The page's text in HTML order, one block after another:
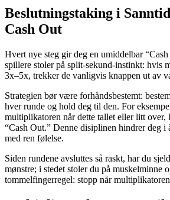
Beslutningstaking i
Cash Out
Hvert nye steg gir deg en umiddelbar
spillere stoler på split‑sekund-instinkt: hvis
3x–5x, trekker de vanligvis knappen ut av
Strategien bør være forhåndsbestemt:
hver runde og hold deg til den. For
multiplikatoren når dette tallet eller litt
“Cash Out.” Denne disiplinen hindrer deg i
med ren følelse.
Siden rundene avsluttes så raskt, har du
mønstre; i stedet stoler du på muskelminne
tommelfingerregel: stopp når